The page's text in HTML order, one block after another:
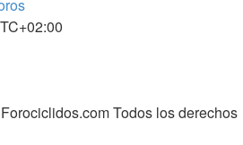
Todos los derechos